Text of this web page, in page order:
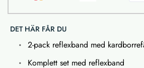
DET HÄR FÅR DU
2-pack reflexband med
Komplett set med reflexband